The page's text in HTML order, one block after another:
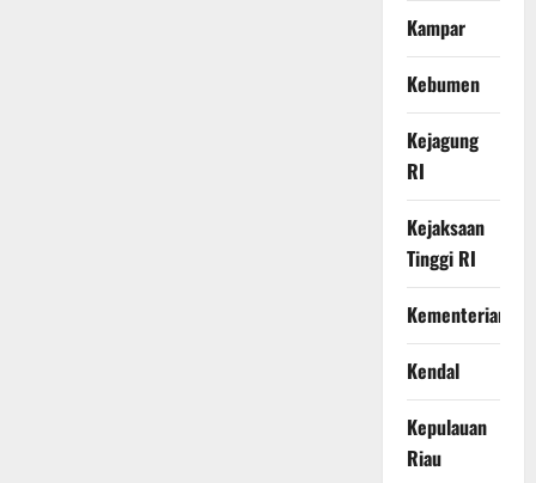
Kampar
Kebumen
Kejagung
RI
Kejaksaan
Tinggi RI
Kementerian
Kendal
Kepulauan
Riau